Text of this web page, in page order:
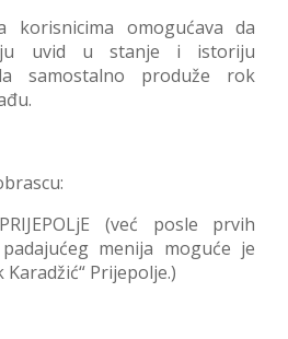
korisnicima omogućava da
uvid u stanje i istoriju
samostalno produže rok
(već posle prvih
menija moguće je
Prijepolje.)